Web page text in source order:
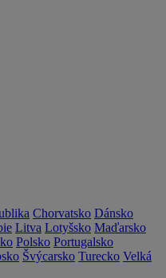
Chorvatsko Dánsko
Litva Lotyšsko Maďarsko
Polsko Portugalsko
Švýcarsko Turecko Velká